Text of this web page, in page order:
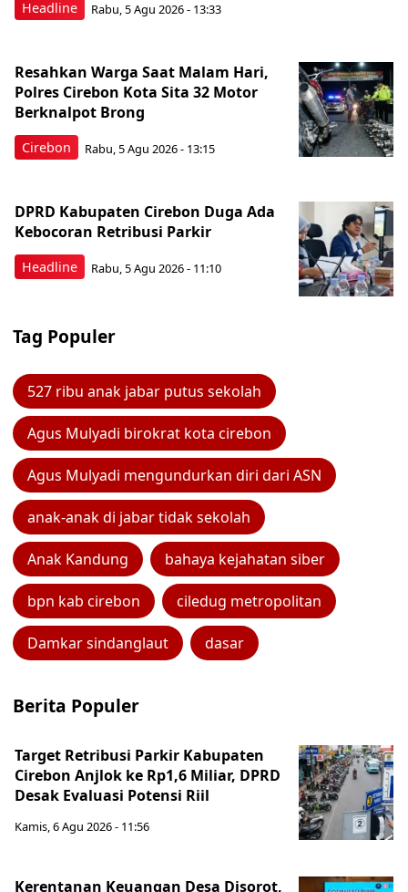
Headline Rabu, 5 Agu 2026 - 13:33
Cirebon
Resahkan Warga Saat Malam Hari,
Polres Cirebon Kota Sita 32 Motor
Berknalpot Brong
Rabu, 5 Agu 2026 - 13:15
Headline
DPRD Kabupaten Cirebon Duga Ada
Kebocoran Retribusi Parkir
Rabu, 5 Agu 2026 - 11:10
Tag Populer
527 ribu anak jabar putus sekolah
Agus Mulyadi birokrat kota cirebon
Agus Mulyadi mengundurkan diri dari ASN
anak-anak di jabar tidak sekolah
Anak Kandung bahaya kejahatan siber
bpn kab cirebon ciledug metropolitan
Damkar sindanglaut dasar
Berita Populer
Target Retribusi Parkir Kabupaten
Cirebon Anjlok ke Rp1,6 Miliar, DPRD
Desak Evaluasi Potensi Riil
Kamis, 6 Agu 2026 - 11:56
Kerentanan Keuangan Desa Disorot,